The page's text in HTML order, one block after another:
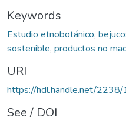
Keywords
Estudio etnobotánico,
sostenible, productos no
URI
https://hdl.handle.net/
See / DOI